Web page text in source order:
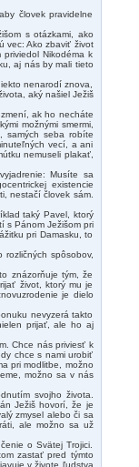
človek pravidelne
s otázkami, ako
vec: Ako zbaviť život
Nikodéma k
aj nás by mali tieto
nenarodí znova,
aký našiel Ježiš
ak ho necháte
možnými smermi,
samých seba robíte
vecí, a ani
nemuseli plakať,
Musíte sa
existencie
nestačí človek sám.
taký Pavel, ktorý
s Pánom Ježišom pri
pri Damasku, to
spôsobov,
znázorňuje tým, že
život, ktorý mu je
je dielo
nevyzerá takto
prijať, ale ho aj
Chce nás priviesť k
chce s nami urobiť
pri modlitbe, možno
možno sa v nás
svojho života.
Ježiš hovorí, že je
zmysel alebo či sa
ale možno sa už
o Svätej Trojici.
zastať pred týmto
v živote ľudstva